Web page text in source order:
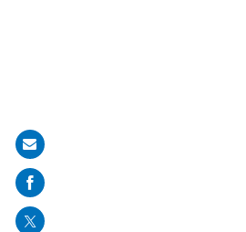
Share
on
mail